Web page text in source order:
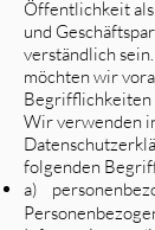
Öffentlichkeit
und
verständlich
möchten wir
Begrifflichkeiten
Wir verwenden
folgenden
a)